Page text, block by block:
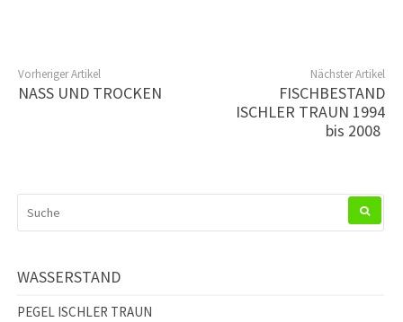
Vorheriger Artikel
NASS UND TROCKEN
Nächster Artikel
FISCHBESTAND
ISCHLER TRAUN 1994
bis 2008
NACH:
WASSERSTAND
PEGEL ISCHLER TRAUN